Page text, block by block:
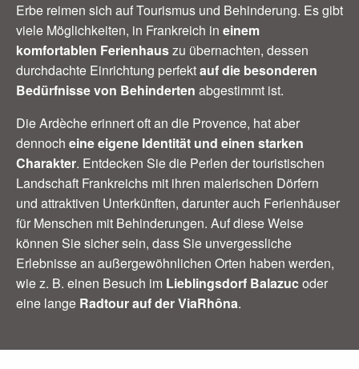
Erbe reimen sich auf Tourismus und Behinderung. Es gibt
viele Möglichkeiten, in Frankreich in einem
komfortablen Ferienhauszu übernachten, dessen
durchdachte Einrichtung perfektauf die besonderen
Bedürfnisse von Behinderten abgestimmt ist.
Die Ardèche erinnert oft an die Provence, hat aber
dennoch eine eigene Identität und einen starken
Charakter. Entdecken Sie die Perlen der touristischen
Landschaft Frankreichs mit ihren malerischen Dörfern
und attraktiven Unterkünften, darunter auch Ferienhäuser
für Menschen mit Behinderungen. Auf diese Weise
können Sie sicher sein, dass Sie unvergessliche
Erlebnisse an außergewöhnlichen Orten haben werden,
wie z. B. einen Besuch im Lieblingsdorf Balazucoder
eine lange Radtour auf der ViaRhôna.